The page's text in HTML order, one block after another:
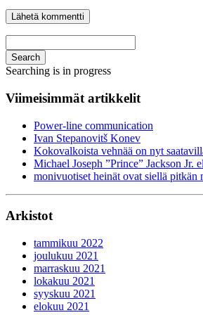
Search
Searching is in progress
Viimeisimmät artikkelit
Power-line communication
Ivan Stepanovitš Konev
Kokovalkoista vehnää on nyt
Michael Joseph ”Prince” Jackson Jr.
monivuotiset heinät ovat siellä pitkän
Arkistot
tammikuu 2022
joulukuu 2021
marraskuu 2021
lokakuu 2021
syyskuu 2021
elokuu 2021